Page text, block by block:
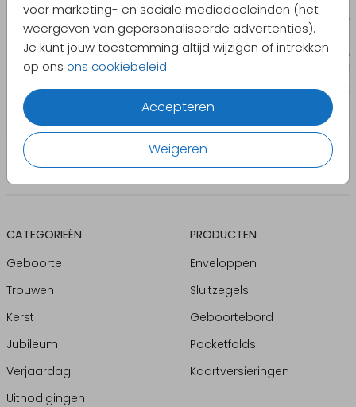
voor marketing- en sociale mediadoeleinden (het
weergeven van gepersonaliseerde advertenties).
Je kunt jouw toestemming altijd wijzigen of intrekken
op ons ons cookiebeleid.
Accepteren
Weigeren
CATEGORIEËN
Geboorte
Trouwen
Kerst
Jubileum
Verjaardag
Uitnodigingen
PRODUCTEN
Enveloppen
Sluitzegels
Geboortebord
Pocketfolds
Kaartversieringen